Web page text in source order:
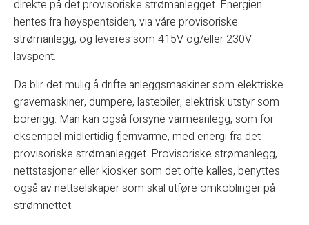
direkte på det provisoriske strømanlegget. Energien
hentes fra høyspentsiden, via våre provisoriske
strømanlegg, og leveres som 415V og/eller 230V
lavspent.
Da blir det mulig å drifte anleggsmaskiner som elektriske
gravemaskiner, dumpere, lastebiler, elektrisk utstyr som
borerigg. Man kan også forsyne varmeanlegg, som for
eksempel midlertidig fjernvarme, med energi fra det
provisoriske strømanlegget. Provisoriske strømanlegg,
nettstasjoner eller kiosker som det ofte kalles, benyttes
også av nettselskaper som skal utføre omkoblinger på
strømnettet.